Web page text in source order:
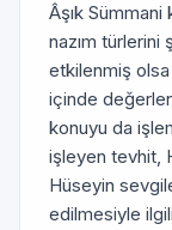
Âşık Sümmani
nazım türlerini
etkilenmiş
içinde
konuyu da
işleyen tevhit,
Hüseyin
edilmesiyle